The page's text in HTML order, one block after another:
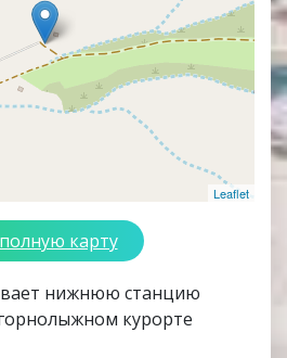
Leaflet
карту
нижнюю станцию
курорте